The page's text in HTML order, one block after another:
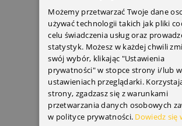
Nit montażowy nadkola
3,76 zł
DO KOSZYKA
Możemy przetwarzać Twoje dane
używać technologii takich jak pliki
celu świadczenia usług oraz
statystyk. Możesz w każdej chwili
swój wybór, klikając "Ustawienia
prywatności" w stopce strony i/lub w
ustawieniach przeglądarki.
strony, zgadzasz się z warunkami
przetwarzania danych osobowych
w polityce prywatności. Dowiedz się